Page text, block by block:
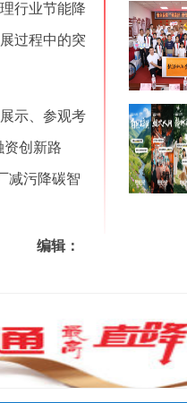
行业节能降
过程中的突
示、参观考
资创新路
减污降碳智
编辑：